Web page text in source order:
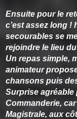
Ensuite pour le
c’est assez long !
secourables se
rejoindre le lieu
Un repas simple,
animateur
chansons puis
Surprise agréable
Commanderie,
Magistrale, aux